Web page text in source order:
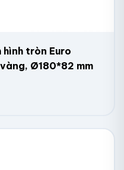
tròn Euro
Ø180*82 mm